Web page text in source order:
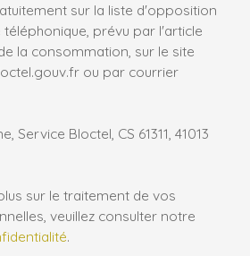
sur la liste d'opposition
prévu par l'article
la consommation, sur le site
ou par courrier
Service Bloctel, CS 61311, 41013
sur le traitement de vos
veuillez consulter notre
.